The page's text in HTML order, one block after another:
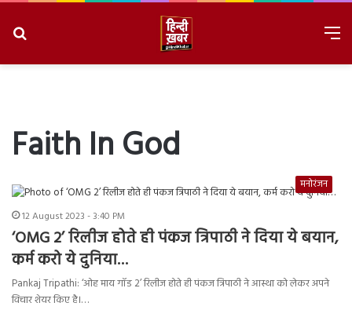
Faith In God
मनोरंजन
12 August 2023 - 3:40 PM
‘OMG 2’ रिलीज होते ही पंकज त्रिपाठी ने दिया ये बयान,
कर्म करो ये दुनिया…
Pankaj Tripathi: ‘ओह माय गॉड 2’ रिलीज होते ही पंकज त्रिपाठी ने आस्था को लेकर अपने
विचार शेयर किए है।…